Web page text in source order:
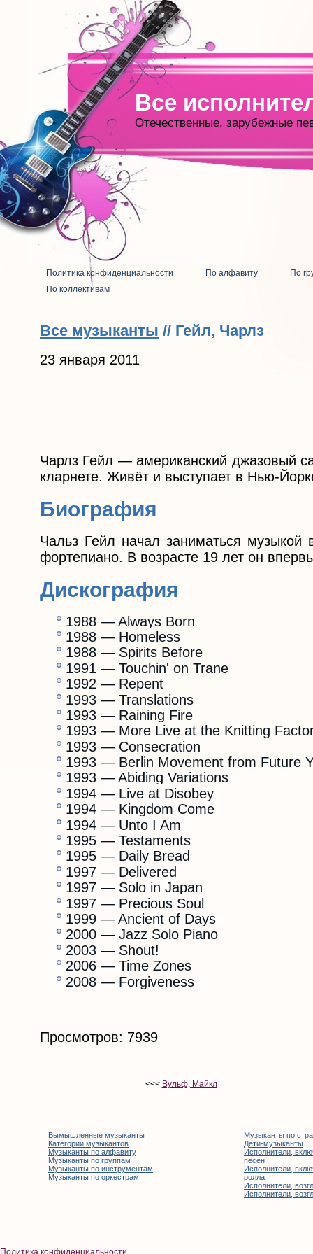
Все
Отечественные, зарубежные
Политика конфиденциальности По алфавиту
По
По коллективам
Все музыканты // Гейл, Чарлз
23 января 2011
Чарлз Гейл — американский джазовый
кларнете. Живёт и выступает в Нью-
Биография
Чальз Гейл начал заниматься музыкой
фортепиано. В возрасте 19 лет он
Дискография
1988 — Always Born
1988 — Homeless
1988 — Spirits Before
1991 — Touchin' on Trane
1992 — Repent
1993 — Translations
1993 — Raining Fire
1993 — More Live at the Knitting
1993 — Consecration
1993 — Berlin Movement from Future
1993 — Abiding Variations
1994 — Live at Disobey
1994 — Kingdom Come
1994 — Unto I Am
1995 — Testaments
1995 — Daily Bread
1997 — Delivered
1997 — Solo in Japan
1997 — Precious Soul
1999 — Ancient of Days
2000 — Jazz Solo Piano
2003 — Shout!
2006 — Time Zones
2008 — Forgiveness
Просмотров: 7939
<<< Вульф, Майкл
Вымышленные музыканты
Категории музыкантов
Музыканты по алфавиту
Музыканты по группам
Музыканты по инструментам
Музыканты по оркестрам
Музыканты по
Дети-музыканты
Исполнители,
песен
Исполнители,
ролла
Исполнители,
Исполнители,
Политика конфиденциальности